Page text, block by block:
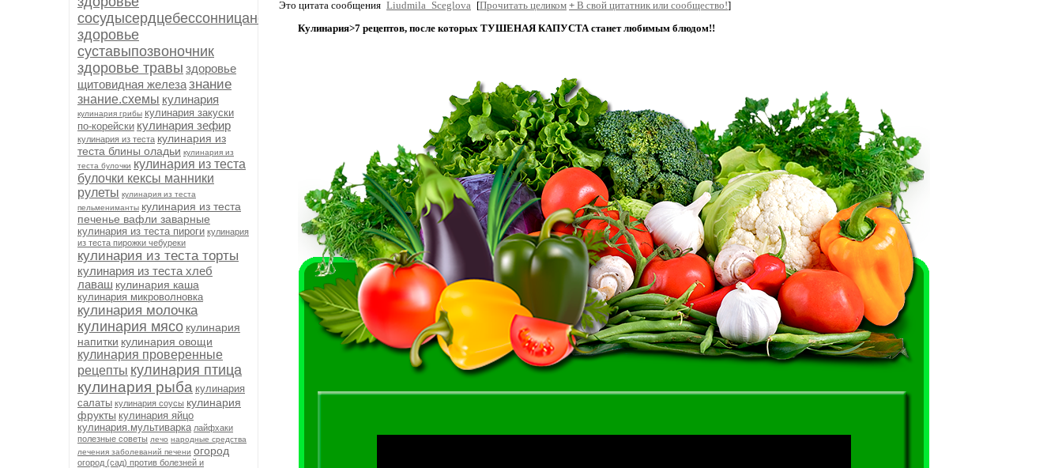
сосудысердцебессонницанервыиммунитет
здоровье
суставыпозвоночник
здоровье травы здоровье
щитовидная железазнание
знание.схемы кулинария
кулинария грибы кулинария закуски
по-корейски кулинария зефир
кулинария из теста кулинария из
теста блины оладьи кулинария из
теста булочки кулинария из теста
булочки кексы манники
рулеты кулинария из теста
пельмениманты кулинария из теста
печенье вафли заварные
кулинария из теста пироги кулинария
из теста пирожки чебуреки
кулинария из теста торты
кулинария из теста хлеб
лаваш кулинария каша
кулинария микроволновка
кулинария молочка
кулинария мясо кулинария
напитки кулинария овощи
кулинария проверенные
рецепты кулинария птица
кулинария рыба кулинария
салаты кулинария соусы кулинария
фрукты кулинария яйцо
кулинария.мультиварка лайфхаки
полезные советы лечо народные средства
лечения заболеваний печени огород
огород (сад) против болезней и
Это цитата сообщения Liudmila_Sceglova [Прочитать целиком + В свой цитатник или сообщество!]
Кулинария>7 рецептов, после которых ТУШЕНАЯ КАПУСТА станет любимым блюдом!!